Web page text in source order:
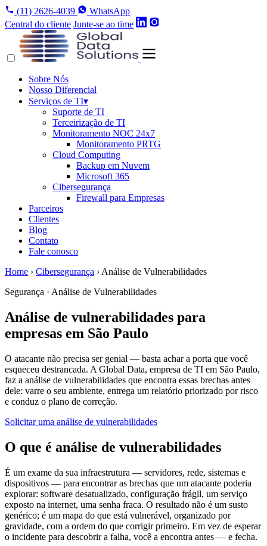
(11) 2626-4039
WhatsApp
Central do cliente Junte-se ao time
Sobre Nós
Nosso Diferencial
Serviços de TI▾
Suporte de TI
Terceirização de TI
Monitoramento NOC 24x7
Monitoramento PRTG
Cloud Computing
Backup em Nuvem
Microsoft 365
Cibersegurança
Firewall para Empresas
Parceiros
Clientes
Blog
Contato
Fale conosco
Home › Cibersegurança › Análise de Vulnerabilidades
Segurança · Análise de Vulnerabilidades
Análise de vulnerabilidades para
empresas em São Paulo
O atacante não precisa ser genial — basta achar a porta que você
esqueceu destrancada. A Global Data, empresa de TI em São Paulo,
faz a análise de vulnerabilidades que encontra essas brechas antes
dele: varre o seu ambiente, entrega um relatório priorizado por risco
e conduz o plano de correção.
Solicitar uma análise de vulnerabilidades
O que é análise de vulnerabilidades
É um exame da sua infraestrutura — servidores, rede, sistemas e
dispositivos — para encontrar as brechas que um atacante poderia
explorar: software desatualizado, configuração frágil, um serviço
exposto na internet, uma senha fraca. O resultado não é um susto
genérico; é um mapa do que está vulnerável, organizado por
gravidade, com a ordem do que corrigir primeiro. Em vez de esperar
o incidente para descobrir a falha, você a encontra antes — e fecha.